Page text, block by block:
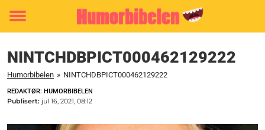
Toggle
NINTCHDBPICT000462129222
Humorbibelen » NINTCHDBPICT000462129222
REDAKTØR: HUMORBIBELEN
Publisert: jul 16, 2021, 08:12